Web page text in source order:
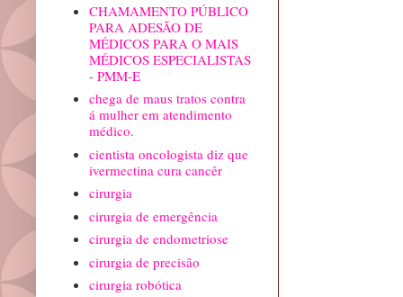
CHAMAMENTO PÚBLICO
PARA ADESÃO DE
MÉDICOS PARA O MAIS
MÉDICOS ESPECIALISTAS
- PMM-E
chega de maus tratos contra
á mulher em atendimento
médico.
cientista oncologista diz que
ivermectina cura cancêr
cirurgia
cirurgia de emergência
cirurgia de endometriose
cirurgia de precisão
cirurgia robótica